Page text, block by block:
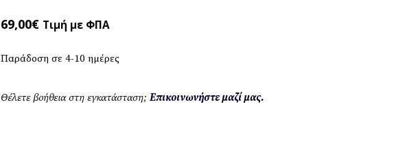
69,00€ Τιμή με ΦΠΑ
Παράδοση σε 4-10 ημέρες
Θέλετε βοήθεια στη εγκατάσταση; Επικοινωνήστε μαζί μας.